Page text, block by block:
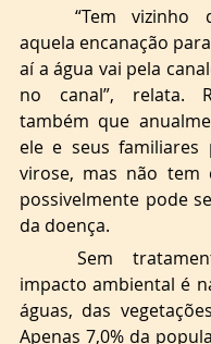
“Tem vizinho
aquela encanação
aí a água vai pela
no canal”, relata.
também que
ele e seus familiares
virose, mas não tem
possivelmente pode
da doença.
Sem
impacto ambiental é
águas, das
Apenas 7,0% da